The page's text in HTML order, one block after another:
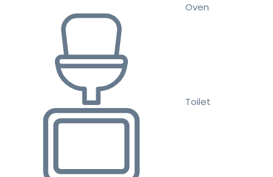
Oven
Toilet